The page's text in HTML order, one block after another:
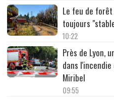
Le feu de
toujours
10:22
Près de Lyon,
dans
Miribel
09:55